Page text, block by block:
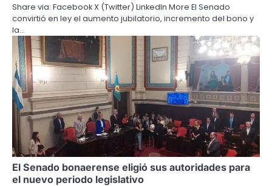
Share via: Facebook X (Twitter) LinkedIn More El Senado
convirtió en ley el aumento jubilatorio, incremento del bono y
la…
El Senado bonaerense eligió sus autoridades para
el nuevo periodo legislativo